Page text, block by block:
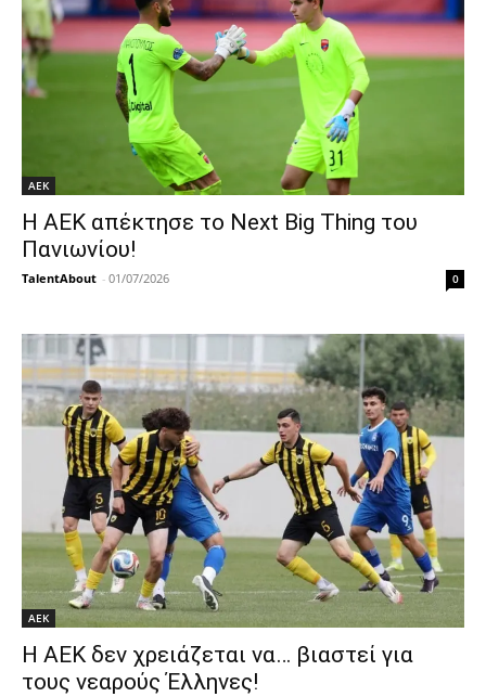
ΑΕΚ
Η ΑΕΚ απέκτησε το Next Big Thing του
Πανιωνίου!
TalentAbout - 01/07/2026 0
ΑΕΚ
Η ΑΕΚ δεν χρειάζεται να… βιαστεί για
τους νεαρούς Έλληνες!